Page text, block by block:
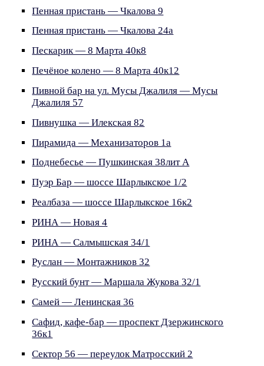
Пенная пристань — Чкалова 9
Пенная пристань — Чкалова 24а
Пескарик — 8 Марта 40к8
Печёное колено — 8 Марта 40к12
Пивной бар на ул. Мусы Джалиля — Мусы
Джалиля 57
Пивнушка — Илекская 82
Пирамида — Механизаторов 1а
Поднебесье — Пушкинская 38лит А
Пуэр Бар — шоссе Шарлыкское 1/2
Реалбаза — шоссе Шарлыкское 16к2
РИНА — Новая 4
РИНА — Салмышская 34/1
Руслан — Монтажников 32
Русский бунт — Маршала Жукова 32/1
Самей — Ленинская 36
Сафид, кафе-бар — проспект Дзержинского
36к1
Сектор 56 — переулок Матросский 2